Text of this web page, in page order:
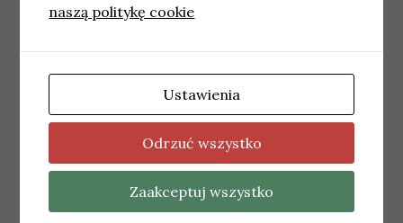
naszą politykę cookie
Ustawienia
Odrzuć wszystko
Zaakceptuj wszystko